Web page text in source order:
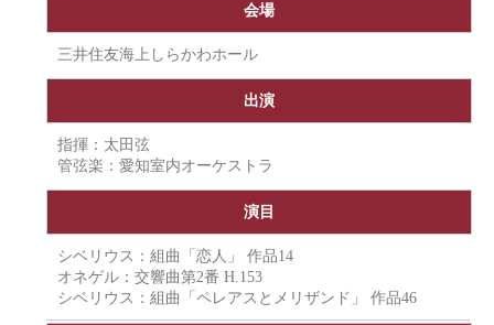
会場
三井住友海上しらかわホール
出演
指揮：太田弦
管弦楽：愛知室内オーケストラ
演目
シベリウス：組曲「恋人」 作品14
オネゲル：交響曲第2番 H.153
シベリウス：組曲「ペレアスとメリザンド」 作品46